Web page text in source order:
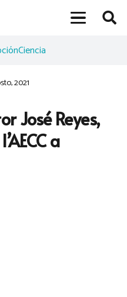
Ciencia
2021
José Reyes,
a